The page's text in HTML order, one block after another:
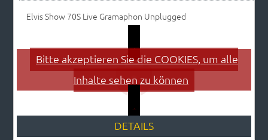
Elvis Show 70S Live Gramaphon Unplugged
Bitte akzeptieren Sie die COOKIES, um alle
Inhalte sehen zu können
DETAILS